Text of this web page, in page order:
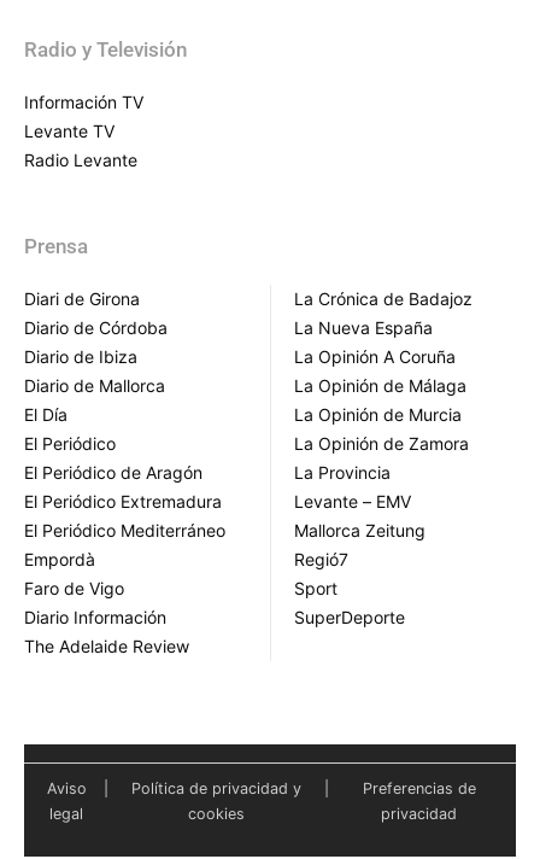
Radio y Televisión
Información TV
Levante TV
Radio Levante
Prensa
Diari de Girona
Diario de Córdoba
Diario de Ibiza
Diario de Mallorca
El Día
El Periódico
El Periódico de Aragón
El Periódico Extremadura
El Periódico Mediterráneo
Empordà
Faro de Vigo
Diario Información
The Adelaide Review
La Crónica de Badajoz
La Nueva España
La Opinión A Coruña
La Opinión de Málaga
La Opinión de Murcia
La Opinión de Zamora
La Provincia
Levante – EMV
Mallorca Zeitung
Regió7
Sport
SuperDeporte
Aviso
legal
Política de privacidad y
cookies
Preferencias de
privacidad